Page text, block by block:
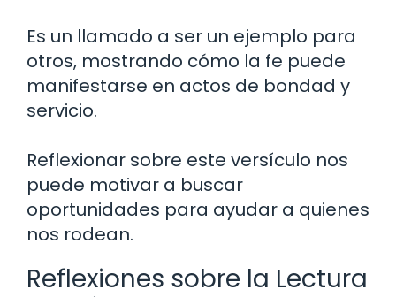
Es un llamado a ser un ejemplo para
otros, mostrando cómo la fe puede
manifestarse en actos de bondad y
servicio.
Reflexionar sobre este versículo nos
puede motivar a buscar
oportunidades para ayudar a quienes
nos rodean.
Reflexiones sobre la Lectura